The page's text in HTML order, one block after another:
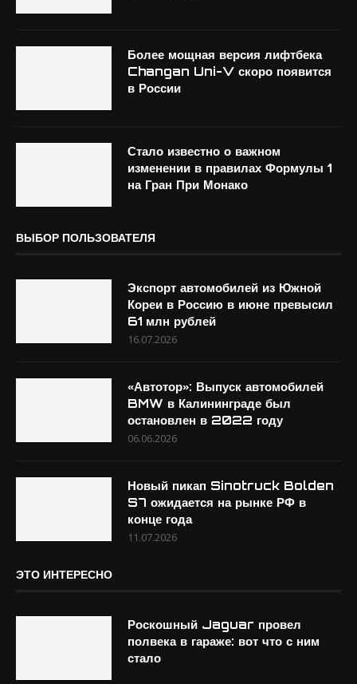
Более мощная версия лифтбека
Changan Uni-V скоро появится
в России
Стало известно о важном
изменении в правилах Формулы 1
на Гран При Монако
ВЫБОР ПОЛЬЗОВАТЕЛЯ
Экспорт автомобилей из Южной
Кореи в Россию в июне превысил
61 млн рублей
16.07.2026
«Автотор»: Выпуск автомобилей
BMW в Калининграде был
остановлен в 2022 году
06.06.2026
Новый пикап Sinotruck Bolden
S7 ожидается на рынке РФ в
конце года
11.07.2026
ЭТО ИНТЕРЕСНО
Роскошный Jaguar провел
полвека в гараже: вот что с ним
стало